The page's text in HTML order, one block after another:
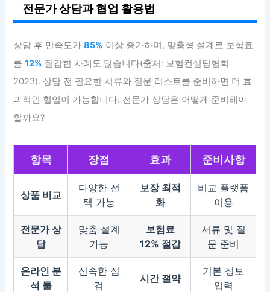
전문가 상담과 협업 활용법
상담 후 만족도가85% 이상 증가하며, 맞춤형 설계로 보험료
를12% 절감한 사례도 많습니다(출처: 보험컨설팅협회
2023). 상담 전 필요한 서류와 질문 리스트를 준비하면 더 효
과적인 협업이 가능합니다. 전문가 상담은 어떻게 준비해야
할까요?
항목 장점 효과 준비사항
상품 비교
다양한 선
택 가능
보장 최적
화
비교 플랫폼
이용
전문가 상
담
맞춤 설계
가능
보험료
12% 절감
서류 및 질
문 준비
온라인 분
석 툴
신속한 점
검
시간 절약
기본 정보
입력